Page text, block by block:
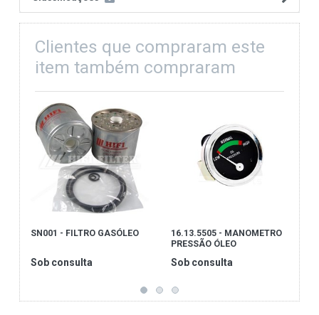
Clientes que compraram este
item também compraram
SN001 - FILTRO GASÓLEO
Sob consulta
16.13.5505 - MANOMETRO
PRESSÃO ÓLEO
Sob consulta